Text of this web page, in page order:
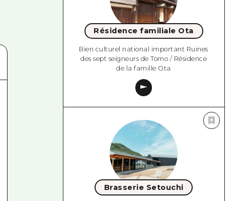
Résidence familiale Ota
Bien culturel national important Ruines
des sept seigneurs de Tomo / Résidence
de la famille Ota
Brasserie Setouchi